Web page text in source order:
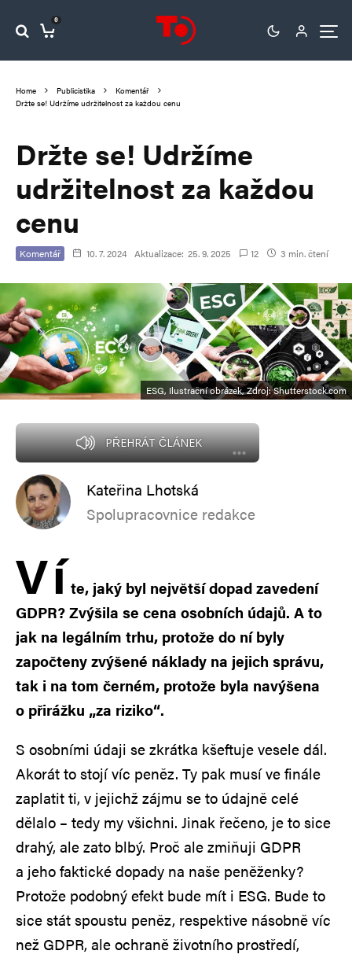
0
Home Publicistika
Komentář
Držte se! Udržíme udržitelnost za každou cenu
Držte se! Udržíme
udržitelnost za každou
cenu
Komentář 10. 7. 2024 Aktualizace: 25. 9. 2025 12 3 min. čtení
ESG, Ilustrační obrázek, Zdroj: Shutterstock.com
PŘEHRÁT ČLÁNEK
Kateřina Lhotská
Spolupracovnice redakce
Ví te, jaký byl největší dopad zavedení
GDPR? Zvýšila se cena osobních údajů. A to
jak na legálním trhu, protože do ní byly
započteny zvýšené náklady na jejich správu,
tak i na tom černém, protože byla navýšena
o přirážku „za riziko“.
S osobními údaji se zkrátka kšeftuje vesele dál.
Akorát to stojí víc peněz. Ty pak musí ve finále
zaplatit ti, v jejichž zájmu se to údajně celé
dělalo – tedy my všichni. Jinak řečeno, je to sice
drahý, ale zato blbý. Proč ale zmiňuji GDPR
a jeho faktické dopady na naše peněženky?
Protože podobný efekt bude mít i ESG. Bude to
sice stát spoustu peněz, respektive násobně víc
než GDPR, ale ochraně životního prostředí,